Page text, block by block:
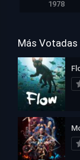
1978
Más Votadas